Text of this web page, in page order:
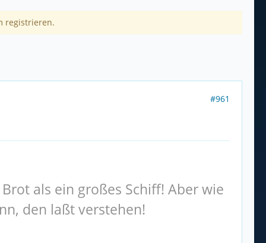
registrieren.
#961
als ein großes Schiff! Aber wie
den laßt verstehen!